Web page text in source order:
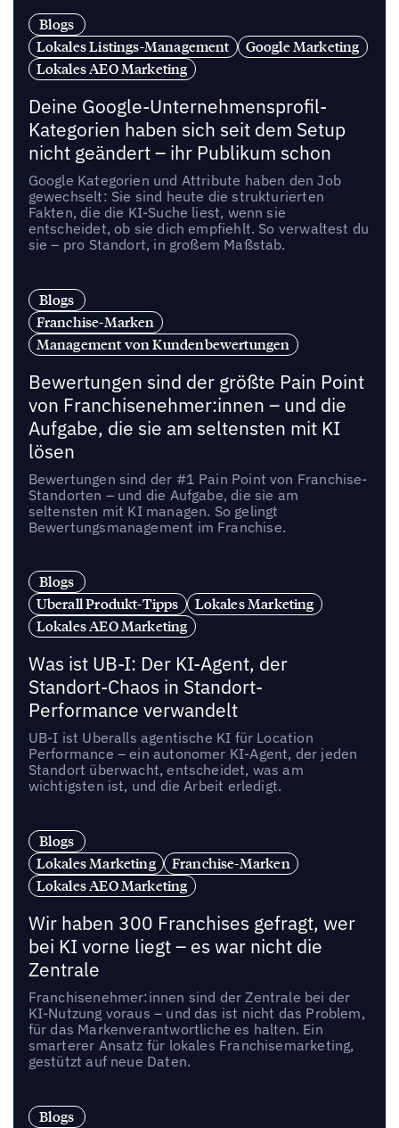
Blogs
Lokales Listings-Management
Google Marketing
Lokales AEO Marketing
Deine Google-Unternehmensprofil-
Kategorien haben sich seit dem Setup
nicht geändert – ihr Publikum schon
Google Kategorien und Attribute haben den Job
gewechselt: Sie sind heute die strukturierten
Fakten, die die KI-Suche liest, wenn sie
entscheidet, ob sie dich empfiehlt. So verwaltest du
sie – pro Standort, in großem Maßstab.
Blogs
Franchise-Marken
Management von Kundenbewertungen
Bewertungen sind der größte Pain Point
von Franchisenehmer:innen – und die
Aufgabe, die sie am seltensten mit KI
lösen
Bewertungen sind der #1 Pain Point von Franchise-
Standorten – und die Aufgabe, die sie am
seltensten mit KI managen. So gelingt
Bewertungsmanagement im Franchise.
Blogs
Uberall Produkt-Tipps
Lokales Marketing
Lokales AEO Marketing
Was ist UB-I: Der KI-Agent, der
Standort-Chaos in Standort-
Performance verwandelt
UB-I ist Uberalls agentische KI für Location
Performance – ein autonomer KI-Agent, der jeden
Standort überwacht, entscheidet, was am
wichtigsten ist, und die Arbeit erledigt.
Blogs
Lokales Marketing
Franchise-Marken
Lokales AEO Marketing
Wir haben 300 Franchises gefragt, wer
bei KI vorne liegt – es war nicht die
Zentrale
Franchisenehmer:innen sind der Zentrale bei der
KI-Nutzung voraus – und das ist nicht das Problem,
für das Markenverantwortliche es halten. Ein
smarterer Ansatz für lokales Franchisemarketing,
gestützt auf neue Daten.
Blogs